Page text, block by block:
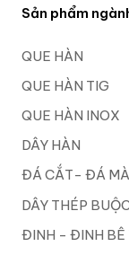
Sản phẩm
QUE HÀN
QUE HÀN TIG
QUE HÀN INOX
DÂY HÀN
ĐÁ CẮT- ĐÁ
DÂY THÉP
ĐINH - ĐINH BÊ